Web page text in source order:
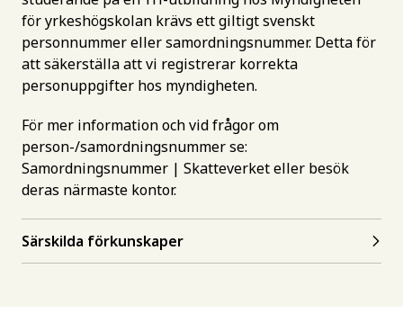
för yrkeshögskolan krävs ett giltigt svenskt
personnummer eller samordningsnummer. Detta för
att säkerställa att vi registrerar korrekta
personuppgifter hos myndigheten.
För mer information och vid frågor om
person-/samordningsnummer se:
Samordningsnummer | Skatteverketeller besök
deras närmaste kontor.
Särskilda förkunskaper